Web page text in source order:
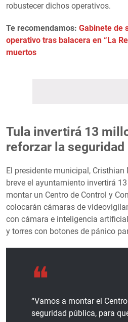
robustecer dichos operativos.
Te recomendamos: Gabinete de
operativo tras balacera en “La
muertos
Tula invertirá 13
reforzar la seguridad
El presidente municipal, Cristhian
breve el ayuntamiento invertirá
montar un Centro de Control y
colocarán cámaras de
con cámara e inteligencia
y torres con botones de pánico
“Vamos a montar el
seguridad pública, para